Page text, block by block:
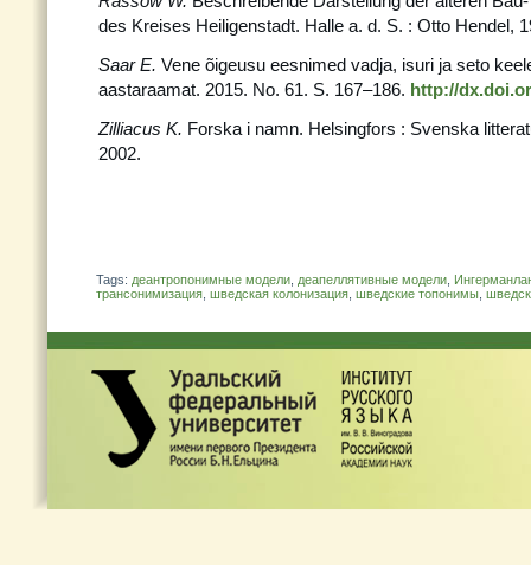
des Kreises Heiligenstadt. Halle a. d. S. : Otto Hendel,
Saar E. Vene õigeusu eesnimed vadja, isuri ja seto
aastaraamat. 2015. No. 61. S. 167–186. http://
Zilliacus K. Forska i namn. Helsingfors : Svenska
2002.
Tags: деантропонимные модели деапеллятивные модели
трансонимизация шведская колонизация шведские топонимы